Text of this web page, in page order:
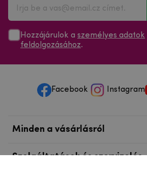
Hozzájárulok a személyes adatok
feldolgozásához.
Facebook Instagram
Minden a vásárlásról
Szolgáltatások és szervizelés